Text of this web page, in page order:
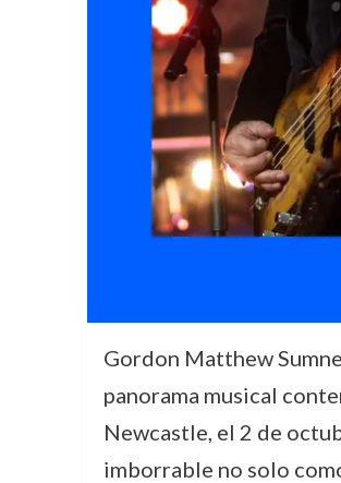
Gordon Matthew
panorama musical
Newcastle, el 2 de
imborrable no solo